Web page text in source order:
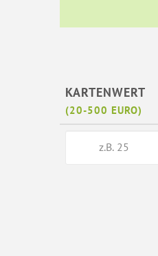
KARTENWERT
(20-500 EURO)